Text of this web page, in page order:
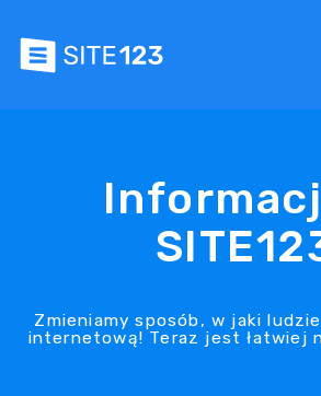
Zmieniamy sposób, w jaki
internetową! Teraz jest łatwiej